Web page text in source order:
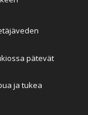
pätevät
ja tukea